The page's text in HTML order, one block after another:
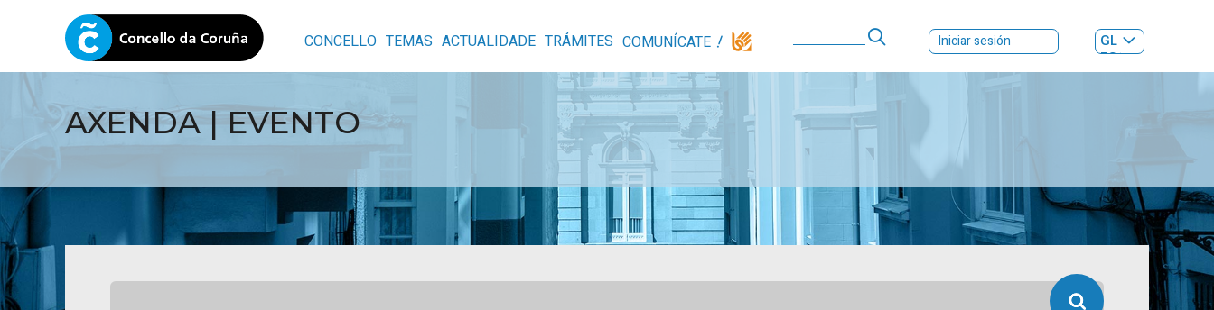
CONCELLO TEMAS ACTUALIDADE TRÁMITES COMUNÍCATE Iniciar sesión
GL
ES|
AXENDA | EVENTO